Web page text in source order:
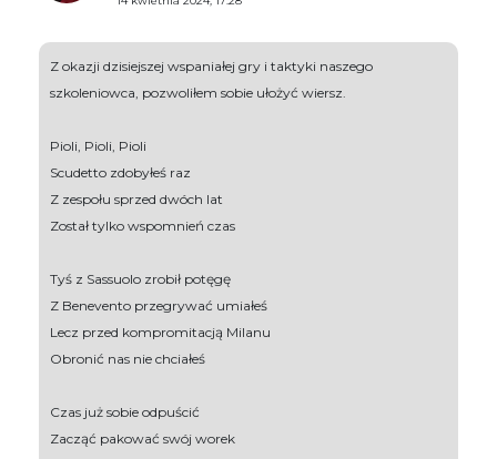
Z okazji dzisiejszej wspaniałej gry i taktyki naszego
szkoleniowca, pozwoliłem sobie ułożyć wiersz.
Pioli, Pioli, Pioli
Scudetto zdobyłeś raz
Z zespołu sprzed dwóch lat
Został tylko wspomnień czas
Tyś z Sassuolo zrobił potęgę
Z Benevento przegrywać umiałeś
Lecz przed kompromitacją Milanu
Obronić nas nie chciałeś
Czas już sobie odpuścić
Zacząć pakować swój worek